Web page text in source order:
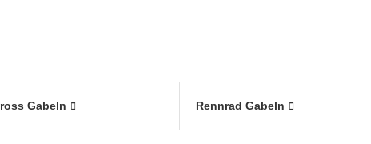
Gabeln Rennrad Gabeln